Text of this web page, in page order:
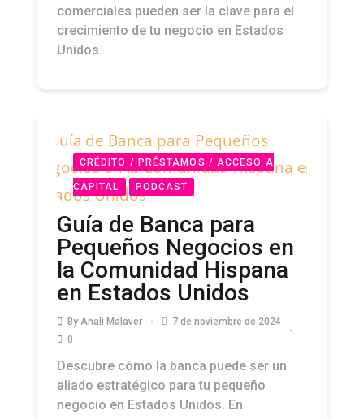
comerciales pueden ser la clave para el
crecimiento de tu negocio en Estados
Unidos.
CRÉDITO / PRÉSTAMOS / ACCESO A
CAPITAL PODCAST
Guía de Banca para
Pequeños Negocios en
la Comunidad Hispana
en Estados Unidos
By Anali Malaver
7 de noviembre de 2024
0
Descubre cómo la banca puede ser un
aliado estratégico para tu pequeño
negocio en Estados Unidos. En